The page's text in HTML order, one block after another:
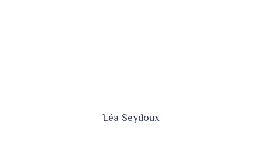
Léa Seydoux